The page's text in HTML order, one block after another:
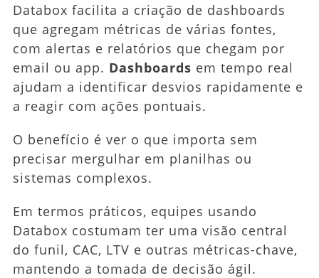
Databox facilita a criação de dashboards
que agregam métricas de várias fontes,
com alertas e relatórios que chegam por
email ou app. Dashboards em tempo real
ajudam a identificar desvios rapidamente e
a reagir com ações pontuais.
O benefício é ver o que importa sem
precisar mergulhar em planilhas ou
sistemas complexos.
Em termos práticos, equipes usando
Databox costumam ter uma visão central
do funil, CAC, LTV e outras métricas-chave,
mantendo a tomada de decisão ágil.